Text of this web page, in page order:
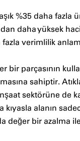
%35 daha fazla
daha yüksek
verimlilik
bir parçasının
sahiptir.
sektörüne de
alanın
değer bir azalma